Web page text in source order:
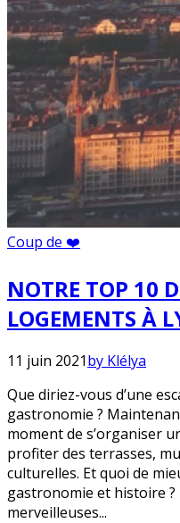
Coup de ❤️
NOTRE TOP 10
LOGEMENTS À
11 juin 2021by Klélya
Que diriez-vous d’une
gastronomie ?
moment de s’organiser
profiter des terrasses,
culturelles. Et quoi de
gastronomie et histoire ?
merveilleuses...